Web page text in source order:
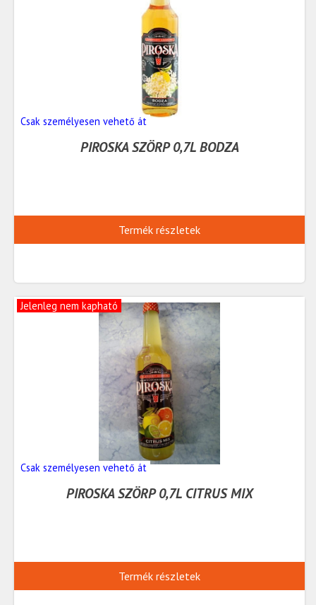
Csak személyesen vehető át
PIROSKA SZÖRP 0,7L BODZA
Termék részletek
Jelenleg nem kapható
Csak személyesen vehető át
PIROSKA SZÖRP 0,7L CITRUS MIX
Termék részletek